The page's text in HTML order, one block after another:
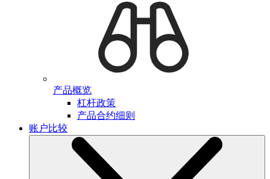
产品概览
杠杆政策
产品合约细则
账户比较